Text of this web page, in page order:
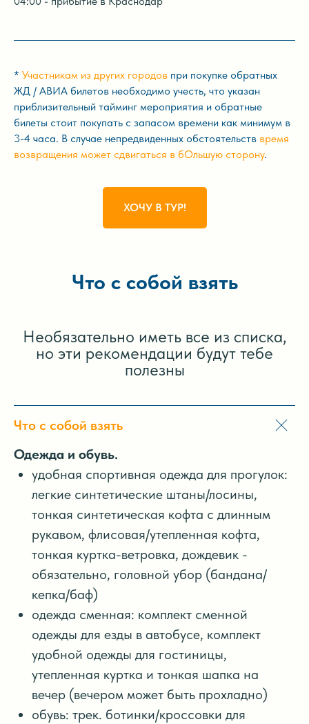
* Участникам из других городов при покупке обратных
ЖД / АВИА билетов необходимо учесть, что указан
приблизительный тайминг мероприятия и обратные
билеты стоит покупать с запасом времени как минимум в
3-4 часа. В случае непредвиденных обстоятельств время
возвращения может сдвигаться в бОльшую сторону.
ХОЧУ В ТУР!
Что с собой взять
Необязательно иметь все из списка,
но эти рекомендации будут тебе
полезны
Что с собой взять
Одежда и обувь.
удобная спортивная одежда для прогулок:
легкие синтетические штаны/лосины,
тонкая синтетическая кофта с длинным
рукавом, флисовая/утепленная кофта,
тонкая куртка-ветровка, дождевик -
обязательно, головной убор (бандана/
кепка/баф)
одежда сменная: комплект сменной
одежды для езды в автобусе, комплект
удобной одежды для гостиницы,
утепленная куртка и тонкая шапка на
вечер (вечером может быть прохладно)
обувь: трек. ботинки/кроссовки для